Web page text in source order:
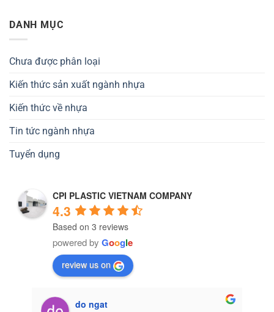
DANH MỤC
Chưa được phân loại
Kiến thức sản xuất ngành nhựa
Kiến thức về nhựa
Tin tức ngành nhựa
Tuyển dụng
CPI PLASTIC VIETNAM COMPANY
4.3
Based on 3 reviews
powered by Google
review us on
do ngat